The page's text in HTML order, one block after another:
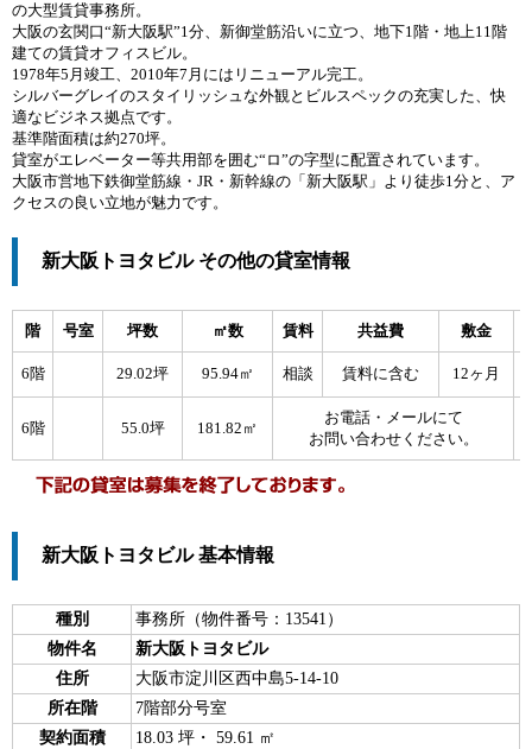
の大型賃貸事務所。
大阪の玄関口“新大阪駅”1分、新御堂筋沿いに立つ、地下1階・地上11階
建ての賃貸オフィスビル。
1978年5月竣工、2010年7月にはリニューアル完工。
シルバーグレイのスタイリッシュな外観とビルスペックの充実した、快
適なビジネス拠点です。
基準階面積は約270坪。
貸室がエレベーター等共用部を囲む“ロ”の字型に配置されています。
大阪市営地下鉄御堂筋線・JR・新幹線の「新大阪駅」より徒歩1分と、ア
クセスの良い立地が魅力です。
新大阪トヨタビル その他の貸室情報
階 号室 坪数 ㎡数 賃料 共益費 敷金
6階 29.02坪 95.94㎡ 相談 賃料に含む 12ヶ月
6階 55.0坪 181.82㎡
お電話・メールにて
お問い合わせください。
新大阪トヨタビル 基本情報
種別
事務所（物件番号：13541）
物件名
新大阪トヨタビル
住所
大阪市淀川区西中島5-14-10
所在階
7階部分号室
契約面積
18.03 坪・ 59.61 ㎡